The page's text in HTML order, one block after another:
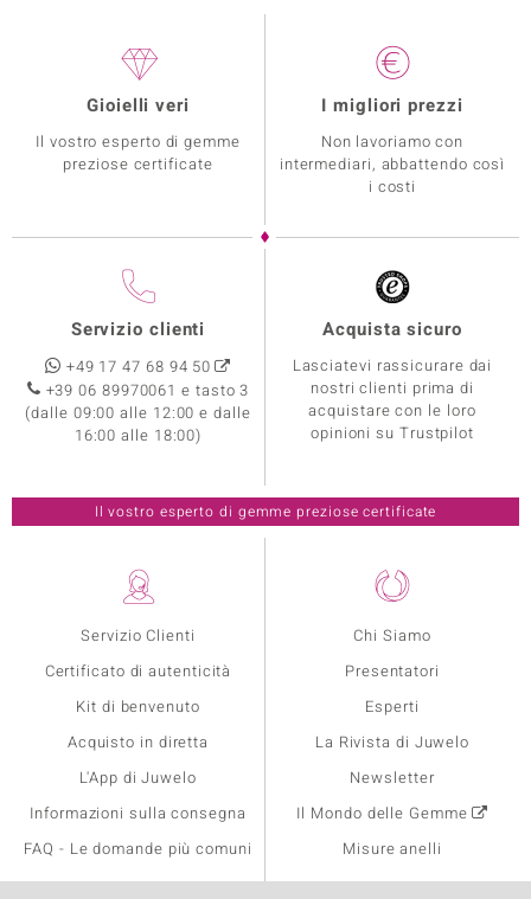
Servizio Clienti
Certificato di autenticità
Kit di benvenuto
Acquisto in diretta
L'App di Juwelo
Informazioni sulla consegna
FAQ - Le domande più comuni
Chi Siamo
Presentatori
Esperti
La Rivista di Juwelo
Newsletter
Il Mondo delle Gemme
Misure anelli
Gioielli veri
Il vostro esperto di gemme
preziose certificate
I migliori prezzi
Non lavoriamo con
intermediari, abbattendo così
i costi
Servizio clienti
+49 17 47 68 94 50
+39 06 89970061 e tasto 3
(dalle 09:00 alle 12:00 e dalle
16:00 alle 18:00)
Acquista sicuro
Lasciatevi rassicurare dai
nostri clienti prima di
acquistare con le loro
opinioni su Trustpilot
Il vostro esperto di gemme preziose certificate